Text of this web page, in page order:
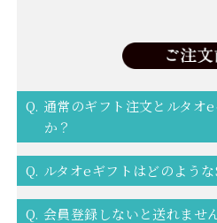
Q. 通常のギフト注文とルタオ
か？
Q. ルタオeギフトはどのよう
Q. 会員登録しないと送れませ